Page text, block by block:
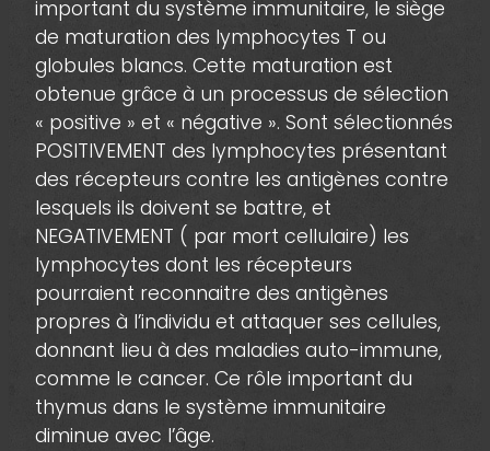
important du système immunitaire, le siège
de maturation des lymphocytes T ou
globules blancs. Cette maturation est
obtenue grâce à un processus de sélection
« positive » et « négative ». Sont sélectionnés
POSITIVEMENT des lymphocytes présentant
des récepteurs contre les antigènes contre
lesquels ils doivent se battre, et
NEGATIVEMENT ( par mort cellulaire) les
lymphocytes dont les récepteurs
pourraient reconnaitre des antigènes
propres à l’individu et attaquer ses cellules,
donnant lieu à des maladies auto-immune,
comme le cancer. Ce rôle important du
thymus dans le système immunitaire
diminue avec l’âge.